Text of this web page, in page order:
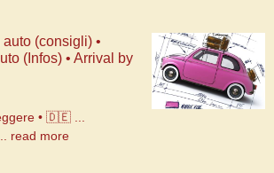
(consigli) •
(Infos) • Arrival by
• 🇩🇪 ...
read more